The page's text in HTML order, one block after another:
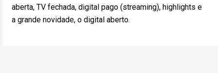
aberta, TV fechada, digital pago (streaming), highlights e
a grande novidade, o digital aberto.